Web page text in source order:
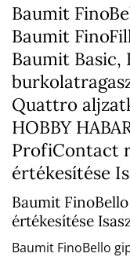
Baumit
Baumit
Baumit Basic,
Quattro
HOBBY
ProfiContact
értékesítése
Baumit
értékesítése
Baumit FinoBello